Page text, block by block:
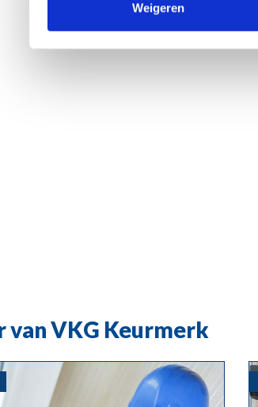
Weigeren
van VKG Keurmerk